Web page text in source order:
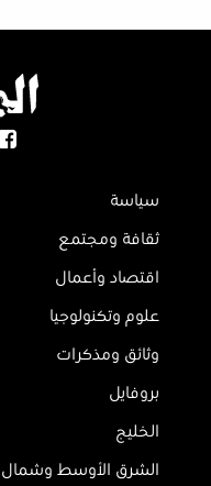
سياسة
ثقافة ومجتمع
اقتصاد وأعمال
علوم وتكنولوجيا
وثائق ومذكرات
بروفايل
الخليج
الشرق الأوسط وشمال